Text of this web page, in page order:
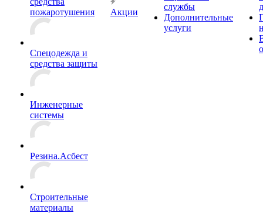
пожаротушения
Спецодежда и
средства защиты
Инженерные
системы
Резина.Асбест
Строительные
материалы
Акции
службы
Дополнительные
услуги